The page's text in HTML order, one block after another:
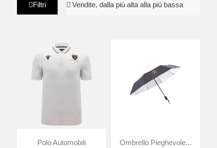
Filtri
Polo Automobili
Ombrello Pieghevole...